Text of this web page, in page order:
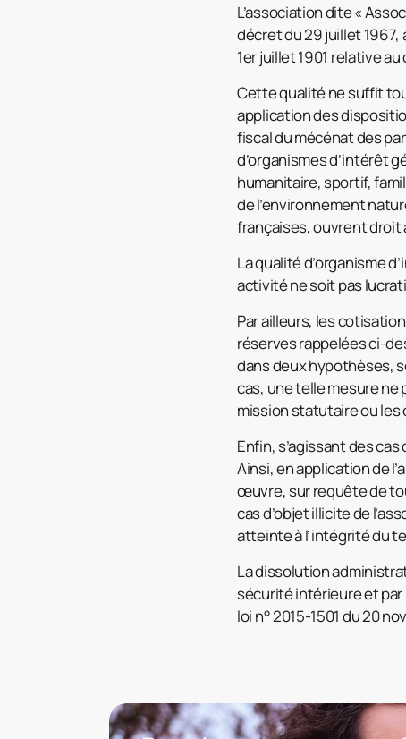
L’association dite «
décret du 29 juillet 1967,
1er juillet 1901 relative
Cette qualité ne suffit
application des
fiscal du mécénat des
d’organismes d’intérêt
humanitaire, sportif,
de l’environnement
françaises, ouvrent droit
La qualité d’organisme
activité ne soit pas
Par ailleurs, les
réserves rappelées ci-
dans deux hypothèses,
cas, une telle mesure ne
mission statutaire ou
Enfin, s’agissant des
Ainsi, en application de
œuvre, sur requête de
cas d’objet illicite de
atteinte à l’intégrité du
La dissolution
sécurité intérieure et par
loi n° 2015-1501 du 20